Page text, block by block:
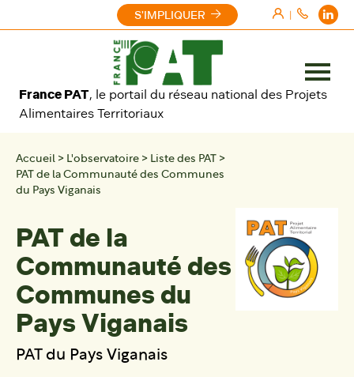
|
France PAT, le portail du réseau national des Projets
Alimentaires Territoriaux
S'IMPLIQUER
Ouvrir
le
Accueil > L'observatoire > Liste des PAT >
PAT de la Communauté des Communes
du Pays Viganais
PAT de la
Communauté des
Communes du
Pays Viganais
PAT du Pays Viganais